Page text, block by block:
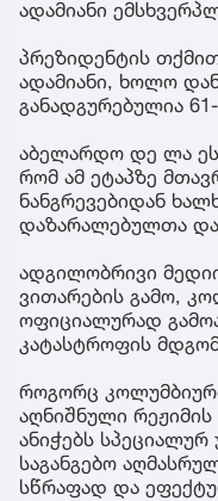
ადამიანი
პრეზიდენტის
ადამიანი, ხოლო
განადგურებულია
აბელარდო დე ლა
რომ ამ ეტაპზე
ნანგრევებიდან
დაზარალებულთა
ადგილობრივი
ვითარების გამო,
ოფიციალურად
კატასტროფის
როგორც
აღნიშნული
ანიჭებს
საგანგებო
სწრაფად და